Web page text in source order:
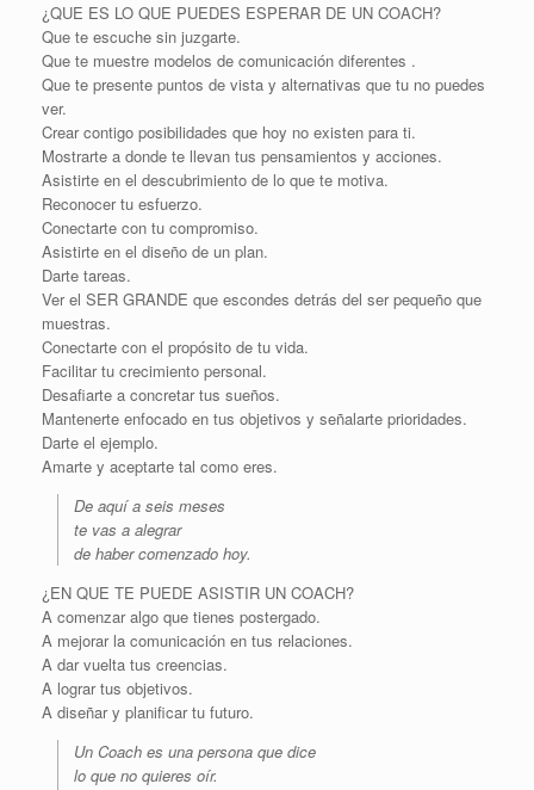
¿QUE ES LO QUE PUEDES ESPERAR DE UN COACH?
Que te escuche sin juzgarte.
Que te muestre modelos de comunicación diferentes .
Que te presente puntos de vista y alternativas que tu no puedes
ver.
Crear contigo posibilidades que hoy no existen para ti.
Mostrarte a donde te llevan tus pensamientos y acciones.
Asistirte en el descubrimiento de lo que te motiva.
Reconocer tu esfuerzo.
Conectarte con tu compromiso.
Asistirte en el diseño de un plan.
Darte tareas.
Ver el SER GRANDE que escondes detrás del ser pequeño que
muestras.
Conectarte con el propósito de tu vida.
Facilitar tu crecimiento personal.
Desafiarte a concretar tus sueños.
Mantenerte enfocado en tus objetivos y señalarte prioridades.
Darte el ejemplo.
Amarte y aceptarte tal como eres.
De aquí a seis meses
te vas a alegrar
de haber comenzado hoy.
¿EN QUE TE PUEDE ASISTIR UN COACH?
A comenzar algo que tienes postergado.
A mejorar la comunicación en tus relaciones.
A dar vuelta tus creencias.
A lograr tus objetivos.
A diseñar y planificar tu futuro.
Un Coach es una persona que dice
lo que no quieres oír.